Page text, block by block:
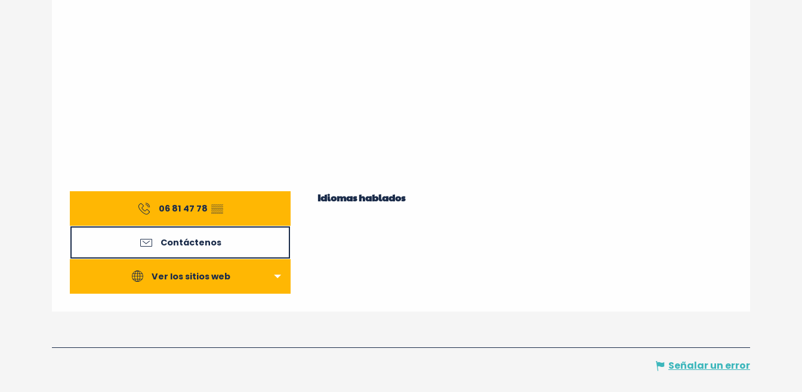
06 81 47 78 ▒▒
Contáctenos
Ver los sitios web
Idiomas hablados
Idiomas hablados
Señalar un error